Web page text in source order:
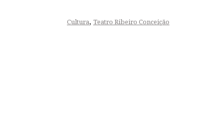
Cultura, Teatro Ribeiro Conceição